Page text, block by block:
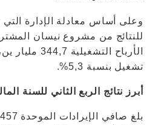
وعلى أساس معادلة الإدارة
للنتائج من مشروع نيسان
الأرباح
تشغيل بنسبة 5,3%.
أبرز نتائج الربع الثاني للسنة المالية